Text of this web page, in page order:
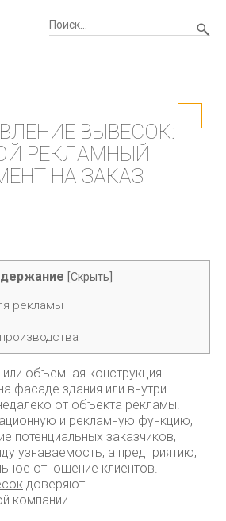
ВЫВЕСОК:
РЕКЛАМНЫЙ
НА ЗАКАЗ
Скрыть
рекламы
объемная конструкция.
фасаде здания или внутри
от объекта рекламы.
и рекламную функцию,
потенциальных заказчиков,
узнаваемость, а предприятию,
отношение клиентов.
доверяют
компании.